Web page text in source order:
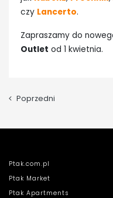
czy Lancerto.
Zapraszamy do
Outlet od 1 kwietnia.
Poprzedni
Ptak.com.pl
Ptak Market
Ptak Apartments